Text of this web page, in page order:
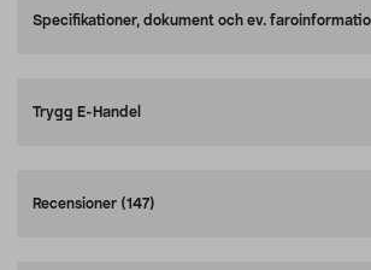
Specifikationer, dokument och ev.
Trygg E-Handel
Recensioner (147)